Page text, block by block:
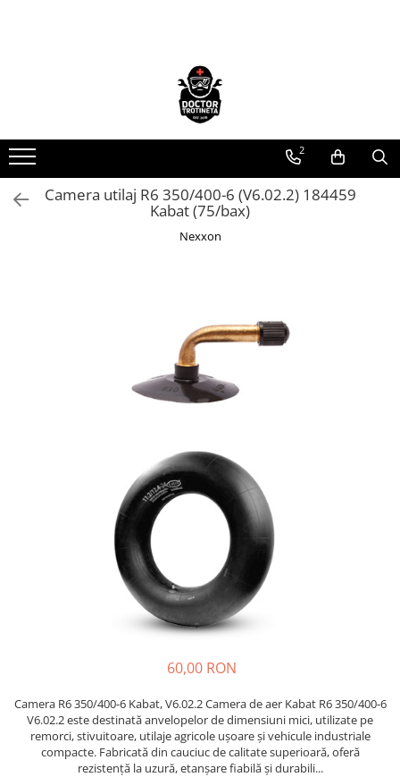
Piese de schimb
https://www.doctortrotineta.ro/electrica
Acceleratie
https://www.doctortrotineta.ro/frane
https://www.doctortrotineta.ro/lumini
https://www.doctortrotineta.ro/cadru
Cauciucuri
https://www.doctortrotineta.ro/camere-
de-aer
2
Camera utilaj R6 350/400-6 (V6.02.2) 184459
Kabat (75/bax)
Nexxon
60,00 RON
Camera R6 350/400-6 Kabat, V6.02.2 Camera de aer Kabat R6 350/400-6
V6.02.2 este destinată anvelopelor de dimensiuni mici, utilizate pe
remorci, stivuitoare, utilaje agricole ușoare și vehicule industriale
compacte. Fabricată din cauciuc de calitate superioară, oferă
rezistență la uzură, etanșare fiabilă și durabili...